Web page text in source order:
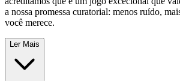
a nossa promessa curatorial: menos ruído,
você merece.
Ler Mais